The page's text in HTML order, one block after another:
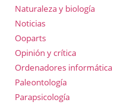
Naturaleza y biología
Noticias
Ooparts
Opinión y crítica
Ordenadores informática
Paleontología
Parapsicología